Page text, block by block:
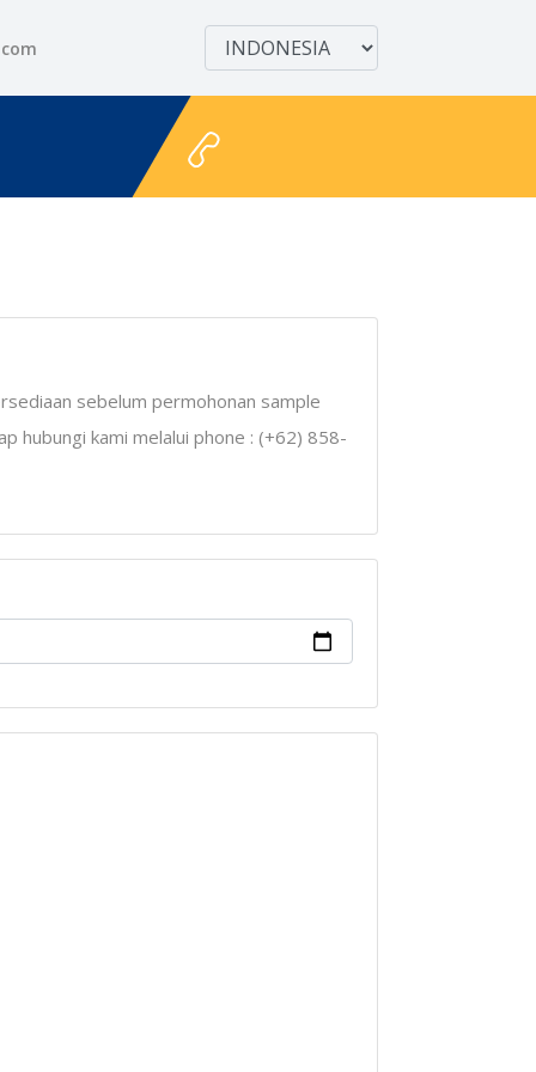
sebelum permohonan sample
hubungi kami melalui phone : (+62) 858-